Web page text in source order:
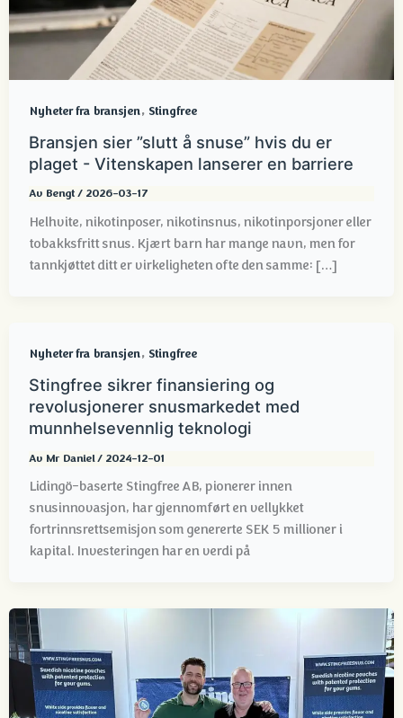
Nyheter fra bransjen, Stingfree
Bransjen sier ”slutt å snuse” hvis du er
plaget - Vitenskapen lanserer en barriere
Av Bengt / 2026-03-17
Helhvite, nikotinposer, nikotinsnus, nikotinporsjoner eller
tobakksfritt snus. Kjært barn har mange navn, men for
tannkjøttet ditt er virkeligheten ofte den samme: […]
Nyheter fra bransjen, Stingfree
Stingfree sikrer finansiering og
revolusjonerer snusmarkedet med
munnhelsevennlig teknologi
Av Mr Daniel / 2024-12-01
Lidingö-baserte Stingfree AB, pionerer innen
snusinnovasjon, har gjennomført en vellykket
fortrinnsrettsemisjon som genererte SEK 5 millioner i
kapital. Investeringen har en verdi på